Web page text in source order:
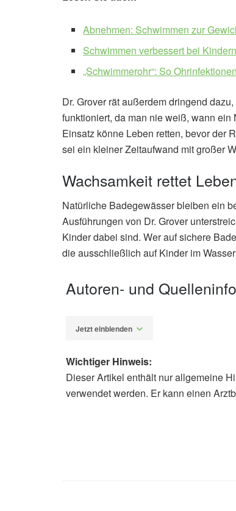
Abnehmen: Schwimmen zur
Schwimmen verbessert bei
„Schwimmerohr“: So
Dr. Grover rät außerdem dringend
funktioniert, da man nie weiß, wann
Einsatz könne Leben retten, bevor der
sei ein kleiner Zeitaufwand mit großer
Wachsamkeit rettet
Natürliche Badegewässer bleiben ein
Ausführungen von Dr. Grover
Kinder dabei sind. Wer auf sichere
die ausschließlich auf Kinder im
Autoren- und
Jetzt einblenden
Alexander Stindt
Wichtiger Hinweis:
Dieser Artikel enthält nur allgemeine
verwendet werden. Er kann einen